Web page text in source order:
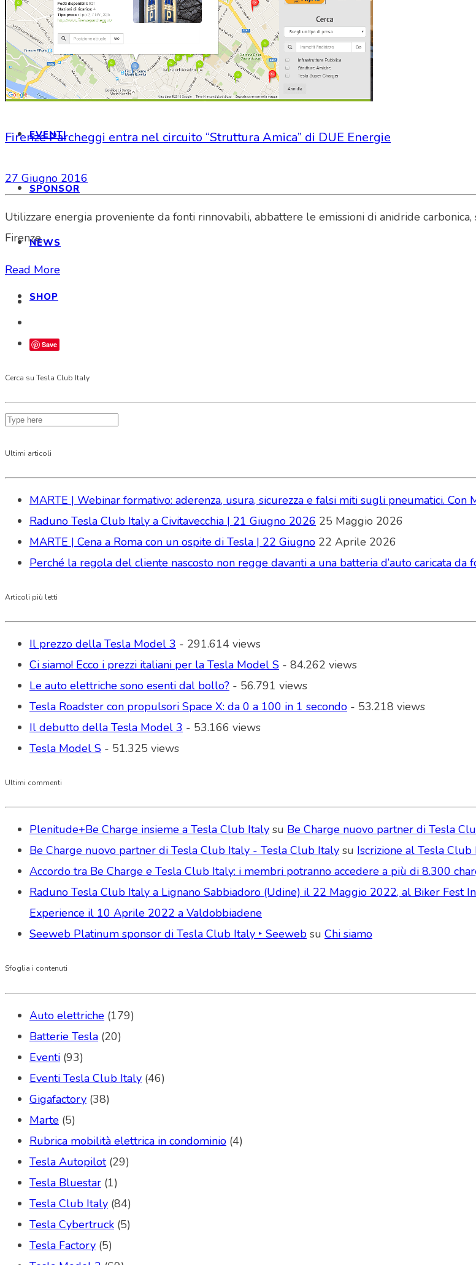
INFORMAZIONI
LOGIN
EVENTI
SPONSOR
NEWS
SHOP
Firenze Parcheggi entra nel circuito “Struttura Amica” di DUE Energie
27 Giugno 2016
Utilizzare energia proveniente da fonti rinnovabili, abbattere le emissioni di anidride
Firenze…
Read More
Save
Cerca su Tesla Club Italy
Ultimi articoli
MARTE | Webinar formativo: aderenza, usura, sicurezza e falsi miti sugli pneumatici. Con
Raduno Tesla Club Italy a Civitavecchia | 21 Giugno 2026 25 Maggio 2026
MARTE | Cena a Roma con un ospite di Tesla | 22 Giugno 22 Aprile 2026
Perché la regola del cliente nascosto non regge davanti a una batteria d’auto caricata da
Articoli più letti
Il prezzo della Tesla Model 3 - 291.614 views
Ci siamo! Ecco i prezzi italiani per la Tesla Model S - 84.262 views
Le auto elettriche sono esenti dal bollo? - 56.791 views
Tesla Roadster con propulsori Space X: da 0 a 100 in 1 secondo - 53.218 views
Il debutto della Tesla Model 3 - 53.166 views
Tesla Model S - 51.325 views
Ultimi commenti
Plenitude+Be Charge insieme a Tesla Club Italy su Be Charge nuovo partner di Tesla
Be Charge nuovo partner di Tesla Club Italy - Tesla Club Italy su Iscrizione al Tesla Club
Accordo tra Be Charge e Tesla Club Italy: i membri potranno accedere a più di 8.300
Raduno Tesla Club Italy a Lignano Sabbiadoro (Udine) il 22 Maggio 2022, al Biker Fest
Experience il 10 Aprile 2022 a Valdobbiadene
Seeweb Platinum sponsor di Tesla Club Italy ‣ Seeweb su Chi siamo
Sfoglia i contenuti
Auto elettriche (179)
Batterie Tesla (20)
Eventi (93)
Eventi Tesla Club Italy (46)
Gigafactory (38)
Marte (5)
Rubrica mobilità elettrica in condominio (4)
Tesla Autopilot(29)
Tesla Bluestar (1)
Tesla Club Italy (84)
Tesla Cybertruck (5)
Tesla Factory (5)